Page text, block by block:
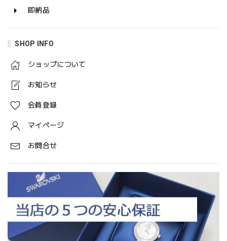
即納品
SHOP INFO
ショップについて
お知らせ
会員登録
マイページ
お問合せ